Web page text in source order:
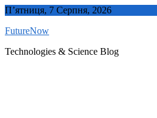
Skip
content
П’ятниця, 7 Серпня, 2026
FutureNow
Technologies & Science Blog